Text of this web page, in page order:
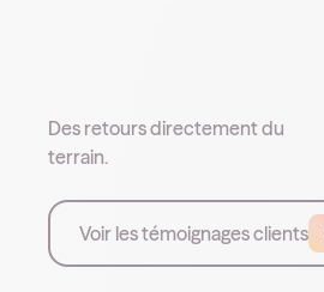
Des retours directement du
terrain.
Voir les témoignages clients